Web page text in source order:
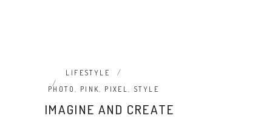
LIFESTYLE
PHOTO , PINK, PIXEL, STYLE
IMAGINE AND CREATE